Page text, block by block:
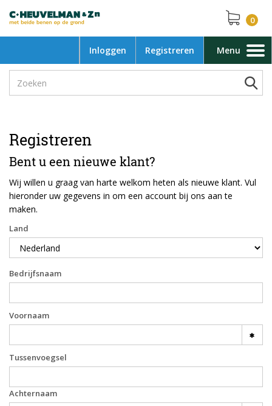
0
Inloggen Registreren
Toggle
navigation
Menu
Registreren
Bent u een nieuwe klant?
Wij willen u graag van harte welkom heten als nieuwe klant. Vul
hieronder uw gegevens in om een account bij ons aan te
maken.
Land
Bedrijfsnaam
Voornaam
Tussenvoegsel
Achternaam